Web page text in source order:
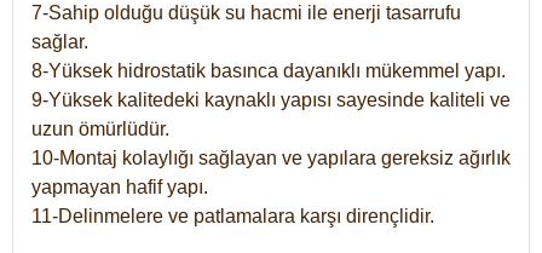
7-Sahip olduğu düşük su hacmi ile enerji tasarrufu
sağlar.
8-Yüksek hidrostatik basınca dayanıklı mükemmel yapı.
9-Yüksek kalitedeki kaynaklı yapısı sayesinde kaliteli ve
uzun ömürlüdür.
10-Montaj kolaylığı sağlayan ve yapılara gereksiz ağırlık
yapmayan hafif yapı.
11-Delinmelere ve patlamalara karşı dirençlidir.